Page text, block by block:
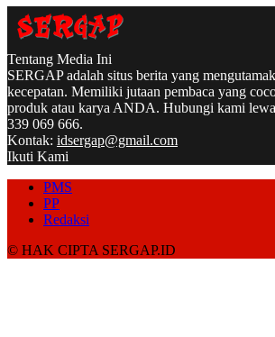
Tentang Media Ini
SERGAP adalah situs berita yang
kecepatan. Memiliki jutaan pembaca yang
produk atau karya ANDA. Hubungi kami
339 069 666.
Kontak: idsergap@gmail.com
Ikuti Kami
PMS
PP
Redaksi
© HAK CIPTA SERGAP.ID